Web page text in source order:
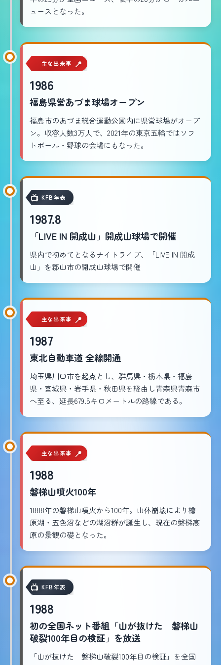
ュースとなった。
主な出来事
1986
福島県営あづま球場オープン
福島市のあづま総合運動公園内に県営球場がオープ
ン。収容人数3万人で、2021年の東京五輪ではソフ
トボール・野球の会場にもなった。
KFB年表
1987.8
「LIVE IN 開成山」開成山球場で開催
県内で初めてとなるナイトライブ、「LIVE IN 開成
山」を郡山市の開成山球場で開催
主な出来事
1987
東北自動車道 全線開通
埼玉県川口市を起点とし、群馬県・栃木県・福島
県・宮城県・岩手県・秋田県を経由し青森県青森市
へ至る、延長679.5キロメートルの路線である。
主な出来事
1988
磐梯山噴火100年
1888年の磐梯山噴火から100年。山体崩壊により檜
原湖・五色沼などの湖沼群が誕生し、現在の磐梯高
原の景観の礎となった。
KFB年表
1988
初の全国ネット番組「山が抜けた 磐梯山
破裂100年目の検証」を放送
「山が抜けた 磐梯山破裂100年目の検証」を全国